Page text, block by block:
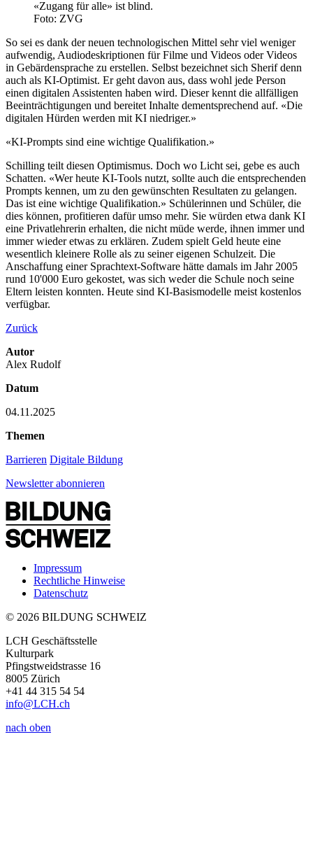
«Zugang für alle» ist blind.
Foto: ZVG
So sei es dank der neuen technologischen Mittel sehr viel weniger
aufwendig, Audiodeskriptionen für Filme und Videos oder Videos
in Gebärdensprache zu erstellen. Selbst bezeichnet sich Sherif denn
auch als KI-Optimist. Er geht davon aus, dass wohl jede Person
einen digitalen Assistenten haben wird. Dieser kennt die allfälligen
Beeinträchtigungen und bereitet Inhalte dementsprechend auf. «Die
digitalen Hürden werden mit KI niedriger.»
«KI-Prompts sind eine wichtige Qualifikation.»
Schilling teilt diesen Optimismus. Doch wo Licht sei, gebe es auch
Schatten. «Wer heute KI-Tools nutzt, sollte auch die entsprechenden
Prompts kennen, um zu den gewünschten Resultaten zu gelangen.
Das ist eine wichtige Qualifikation.» Schülerinnen und Schüler, die
dies können, profitieren dafür umso mehr. Sie würden etwa dank KI
eine Privatlehrerin erhalten, die nicht müde werde, ihnen immer und
immer wieder etwas zu erklären. Zudem spielt Geld heute eine
wesentlich kleinere Rolle als zu seiner eigenen Schulzeit. Die
Anschaffung einer Sprachtext-Software hätte damals im Jahr 2005
rund 10'000 Euro gekostet, was sich weder die Schule noch seine
Eltern leisten konnten. Heute sind KI-Basismodelle meist kostenlos
verfügbar.
Zurück
Autor
Alex Rudolf
Datum
04.11.2025
Themen
Barrieren Digitale Bildung
Newsletter abonnieren
Impressum
Rechtliche Hinweise
Datenschutz
© 2026 BILDUNG SCHWEIZ
LCH Geschäftsstelle
Kulturpark
Pfingstweidstrasse 16
8005 Zürich
+41 44 315 54 54
info@LCH.ch
nach oben